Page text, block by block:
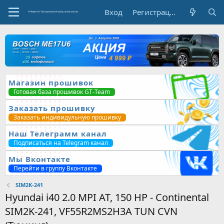
Вход Регистрация
Магазин прошивок
Готовая база прошивок GT-Team
Заказать прошивку
Заказать индивидульную прошивку
Наш Телеграмм канал
Подписаться на Telegram канал
Мы Вконтакте
Перейти в группу Вконтакте
SIM2K-241
Hyundai i40 2.0 MPI AT, 150 HP - Continental
SIM2K-241, VF55R2MS2H3A TUN CVN